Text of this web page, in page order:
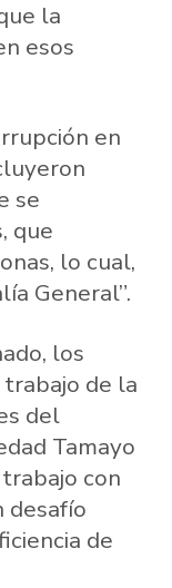
la
esos
en
se
que
lo cual,
General”.
los
de la
del
Tamayo
con
desafío
de